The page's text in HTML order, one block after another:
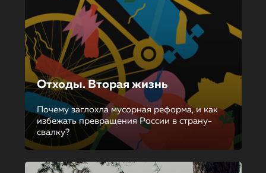
Отходы. Вторая жизнь
Почему заглохла мусорная реформа, и как
избежать превращения России в страну-
свалку?